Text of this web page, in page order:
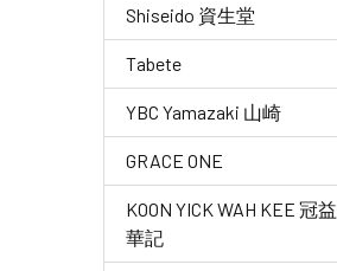
Shiseido 資生堂
Tabete
YBC Yamazaki 山崎
GRACE ONE
KOON YICK WAH KEE 冠益
華記